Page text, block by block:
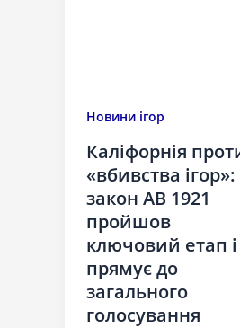
Новини ігор
Каліфорнія
«вбивства ігор»:
закон AB 1921
пройшов
ключовий етап і
прямує до
загального
голосування